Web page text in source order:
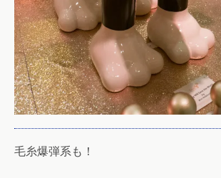
毛糸爆弾系も！